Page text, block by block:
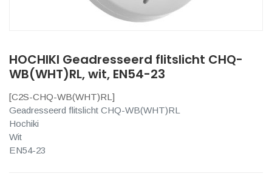
HOCHIKI Geadresseerd flitslicht CHQ-
WB(WHT)RL, wit, EN54-23
[C2S-CHQ-WB(WHT)RL ]
Geadresseerd flitslicht CHQ-WB(WHT)RL
Hochiki
Wit
EN54-23